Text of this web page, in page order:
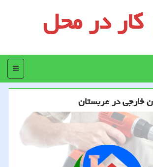
کار در محل
منو
خارجی در عربستان